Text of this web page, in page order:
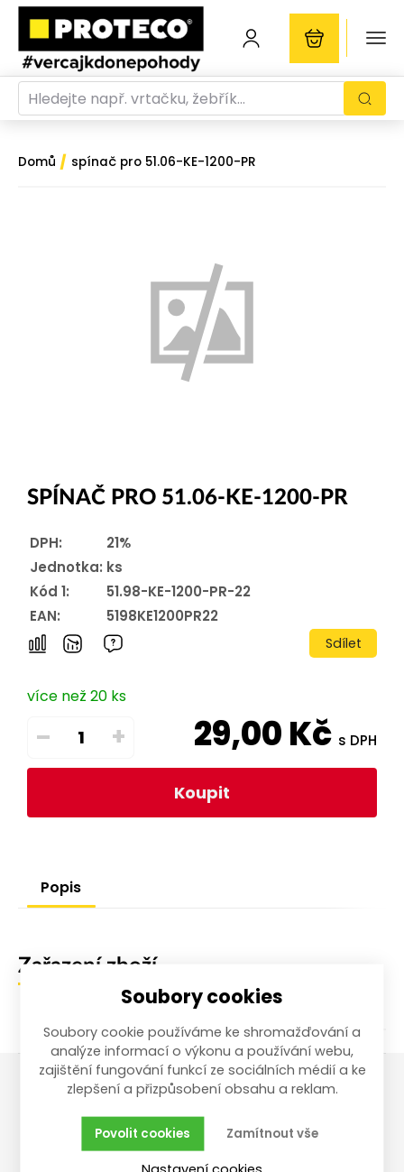
Domů / spínač pro 51.06-KE-1200-PR
SPÍNAČ PRO 51.06-KE-1200-PR
DPH:
21%
Jednotka: ks
Kód 1:
51.98-KE-1200-PR-22
EAN:
5198KE1200PR22
Sdílet
více než 20 ks
– + 29,00Kč s DPH
Koupit
Popis
Zařazení zboží
Obchodní podmínky
vrácení, servis
Soubory cookies
Soubory cookie používáme ke shromažďování a
analýze informací o výkonu a používání webu,
zajištění fungování funkcí ze sociálních médií a ke
zlepšení a přizpůsobení obsahu a reklam.
Zamítnout vše
Povolit cookies